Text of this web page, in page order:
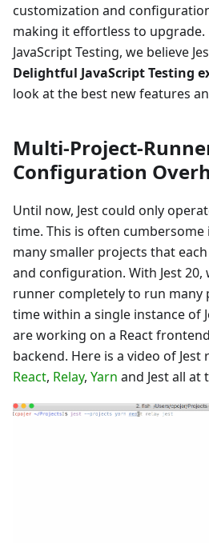
customization and
making it effortless to upgrade.
JavaScript Testing, we believe
Delightful JavaScript Testing
look at the best new features
Multi-Project-
Configuration
Until now, Jest could only
time. This is often
many smaller projects that
and configuration. With Jest
runner completely to run many
time within a single instance of
are working on a React
backend. Here is a video of
React, Relay, Yarn and Jest all at